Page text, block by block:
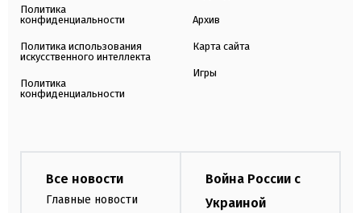
Политика
конфиденциальности
Политика использования
искусственного интеллекта
Политика
конфиденциальности
Архив
Карта сайта
Игры
Все новости
Главные новости
Война России с
Украиной